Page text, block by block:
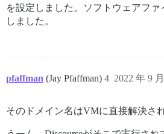
を設定しました。ソフトウェアファ
しました。
pfaffman (Jay Pfaffman) 2022 年 9
4
そのドメイン名はVMに直接解決さ